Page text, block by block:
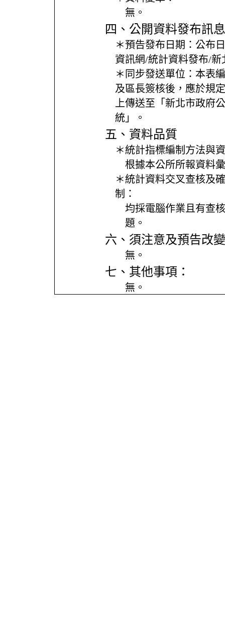
無。
四、公開資料發布訊息
＊預告發布日期： 公布
資訊網/統計資料發布/
＊同步發送單位： 本表
及區長簽核後，應於規
上傳送至「新北市政府
統」。
五、資料品質
＊統計指標編制方法與
根據本公所所報資料
＊統計資料交叉查核及
制：
均採電腦作業且有查
題。
六、須注意及預告改
無。
七、其他事項：
無。